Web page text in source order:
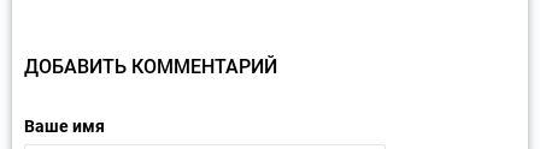
ДОБАВИТЬ КОММЕНТАРИЙ
Ваше имя